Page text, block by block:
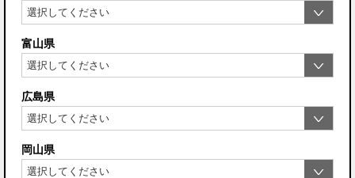
富山県
広島県
岡山県